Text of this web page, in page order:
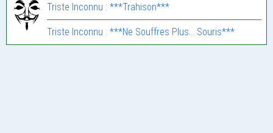
Triste Inconnu : ***Trahison***
Triste Inconnu : ***Ne Souffres Plus… Souris***